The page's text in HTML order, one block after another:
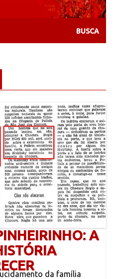
A
da família